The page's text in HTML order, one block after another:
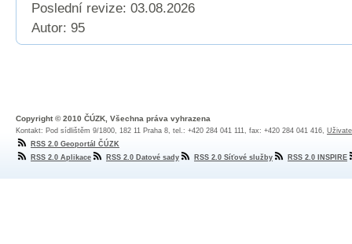
Poslední revize: 03.08.2026
Autor: 95
Copyright © 2010 ČÚZK, Všechna práva vyhrazena
Kontakt: Pod sídlištěm 9/1800, 182 11 Praha 8, tel.: +420 284 041 111, fax: +420 284 041 416,
RSS 2.0 Geoportál ČÚZK
RSS 2.0 Aplikace
RSS 2.0 Datové sady RSS 2.0 Síťové služby RSS 2.0 INSPIRE